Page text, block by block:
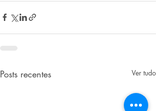
Posts recentes Ver tudo